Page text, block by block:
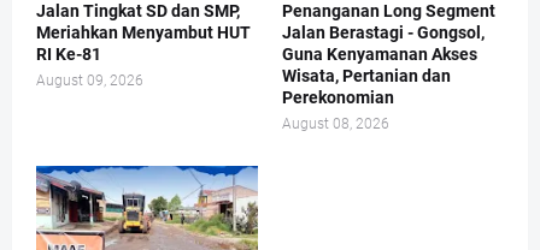
Jalan Tingkat SD dan SMP,
Meriahkan Menyambut HUT
RI Ke-81
August 09, 2026
Penanganan Long Segment
Jalan Berastagi - Gongsol,
Guna Kenyamanan Akses
Wisata, Pertanian dan
Perekonomian
August 08, 2026